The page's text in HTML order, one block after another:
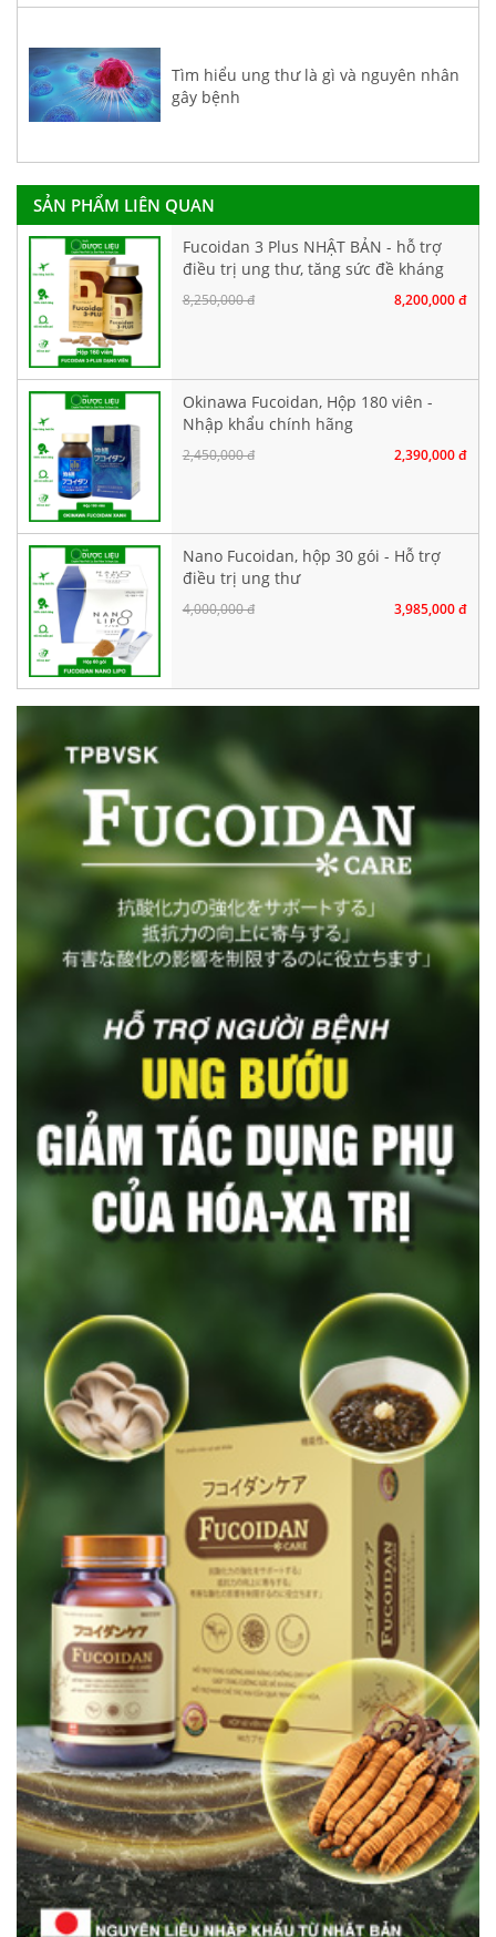
Tìm hiểu ung thư là gì và nguyên nhân
gây bệnh
SẢN PHẨM LIÊN QUAN
Fucoidan 3 Plus NHẬT BẢN - hỗ trợ
điều trị ung thư, tăng sức đề kháng
8,250,000 đ 8,200,000 đ
Okinawa Fucoidan, Hộp 180 viên -
Nhập khẩu chính hãng
2,450,000 đ 2,390,000 đ
Nano Fucoidan, hộp 30 gói - Hỗ trợ
điều trị ung thư
4,000,000 đ 3,985,000 đ